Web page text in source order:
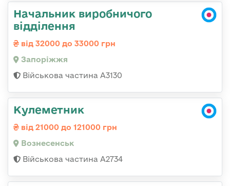
Начальник виробничого
відділення
від 32000 до 33000 грн
Запоріжжя
Військова частина А3130
Кулеметник
від 21000 до 121000 грн
Вознесенськ
Військова частина А2734